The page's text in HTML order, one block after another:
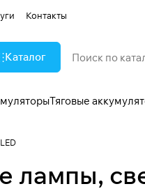
Контакты
Каталог
Тяговые
лампы,